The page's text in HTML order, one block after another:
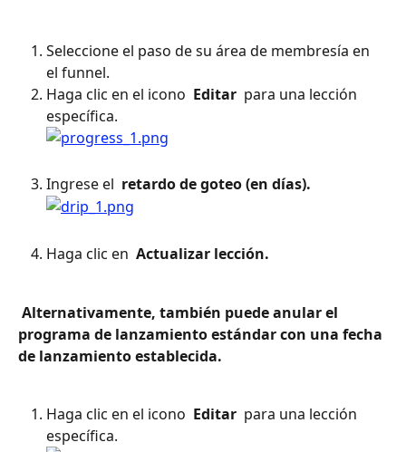
Seleccione el paso de su área de membresía en
el funnel.
Haga clic en el icono Editar para una lección
específica.
Ingrese el retardo de goteo (en días).
Haga clic en Actualizar lección.
programa de lanzamiento estándar con una fecha
de lanzamiento establecida.
Haga clic en el icono Editar para una lección
específica.